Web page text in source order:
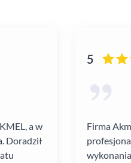
a w
Doradził
5
Firma